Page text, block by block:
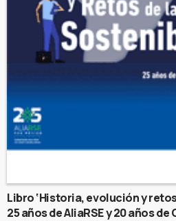
Libro ‘Historia, evolución y
25 años de AliaRSE y 20 años